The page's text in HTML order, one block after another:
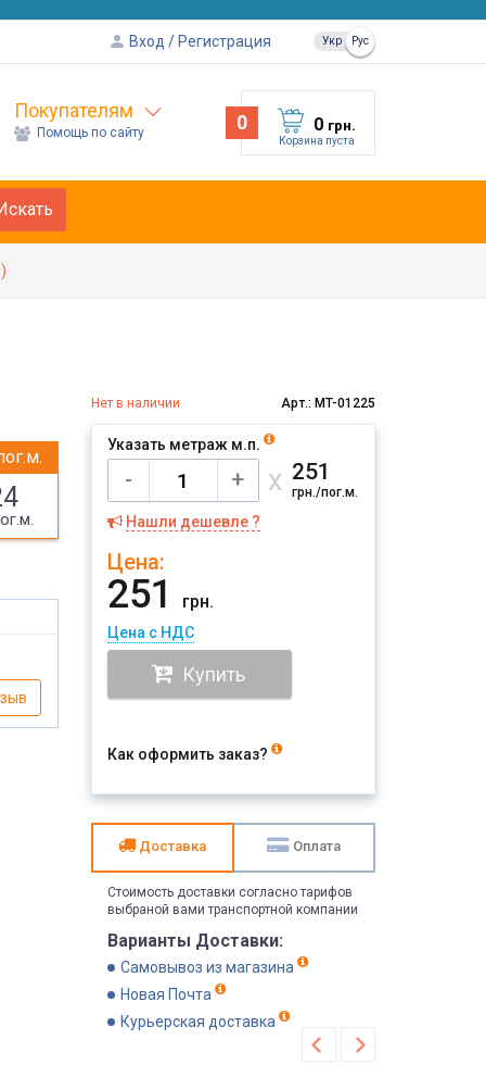
Вход Регистрация Укр Рус
Покупателям
Помощь по сайту 0 0 грн.
Корзина пуста
Нет в наличии Арт.: MT-01225
Указать метраж м.п.
- + х 251
грн./пог.м.
Нашли дешевле ?
Цена:
251 грн.
Цена с НДС
Купить
Как оформить заказ?
Доставка Оплата
Стоимость доставки согласно тарифов
выбраной вами транспортной компании
Варианты Доставки:
Самовывоз из магазина
Новая Почта
Курьерская доставка